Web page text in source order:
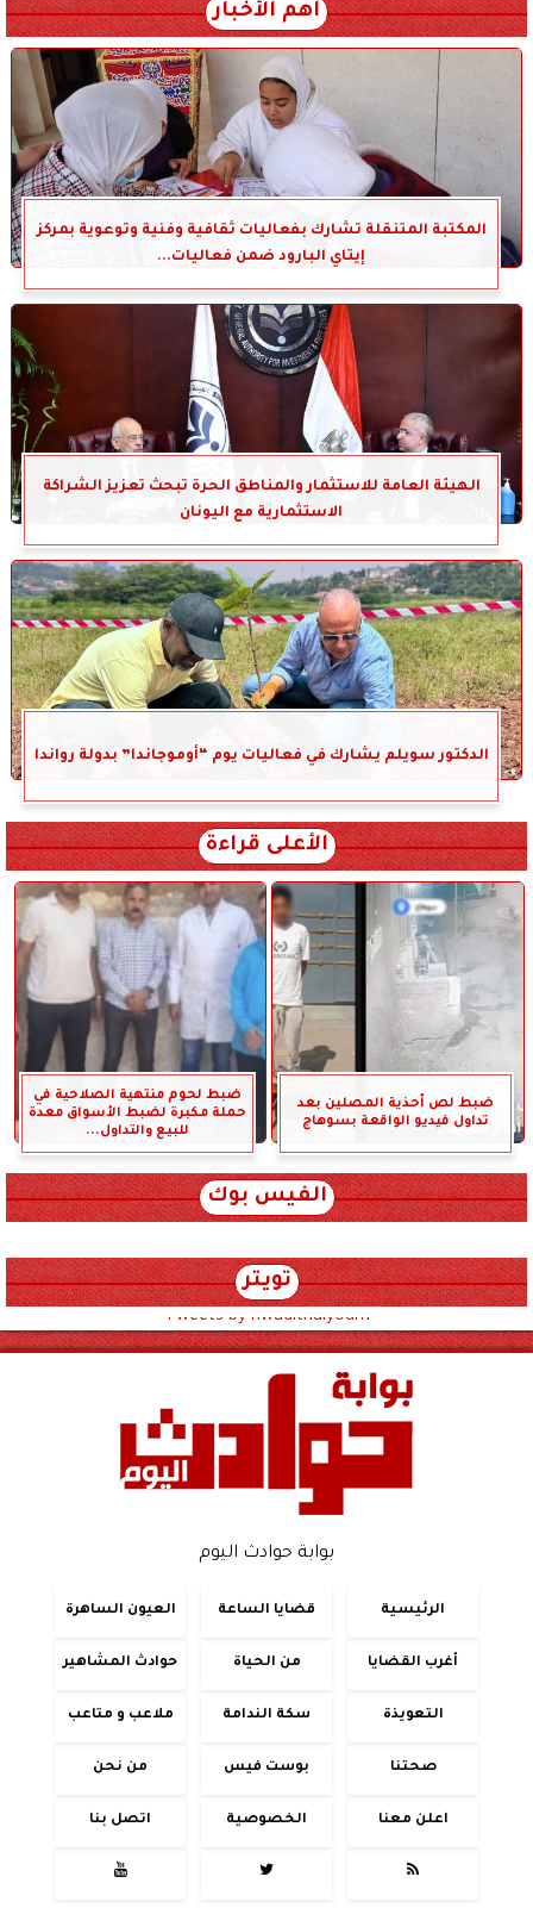
أهم الأخبار
المكتبة المتنقلة تشارك بفعاليات ثقافية وفنية وتوعوية بمركز
إيتاي البارود ضمن فعاليات...
الهيئة العامة للاستثمار والمناطق الحرة تبحث تعزيز الشراكة
الاستثمارية مع اليونان
الدكتور سويلم يشارك في فعاليات يوم “أوموجاندا” بدولة رواندا
الأعلى قراءة
ضبط لص أحذية المصلين بعد
تداول فيديو الواقعة بسوهاج
ضبط لحوم منتهية الصلاحية في
حملة مكبرة لضبط الأسواق معدة
للبيع والتداول...
الفيس بوك
تويتر
Tweets by hwadithalyoum
بوابة حوادث اليوم
الرئيسية قضايا الساعة العيون الساهرة
أغرب القضايا من الحياة حوادث المشاهير
التعويذة سكة الندامة ملاعب و متاعب
صحتنا بوست فيس من نحن
اعلن معنا الخصوصية اتصل بنا


